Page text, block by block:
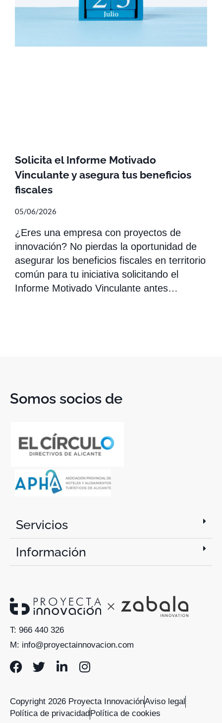
Solicita el Informe Motivado
Vinculante y asegura tus beneficios
fiscales
05/06/2026
¿Eres una empresa con proyectos de
innovación? No pierdas la oportunidad de
asegurar los beneficios fiscales en territorio
común para tu iniciativa solicitando el
Informe Motivado Vinculante antes…
Somos socios de
Servicios
Información
T: 966 440 326
M: info@proyectainnovacion.com
Copyright 2026 Proyecta InnovaciónAviso legal
Política de privacidadPolítica de cookies